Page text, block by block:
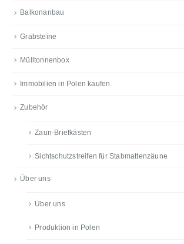
Balkonanbau
Grabsteine
Mülltonnenbox
Immobilien in Polen kaufen
Zubehör
Zaun-Briefkästen
Sichtschutzstreifen für Stabmattenzäune
Über uns
Über uns
Produktion in Polen